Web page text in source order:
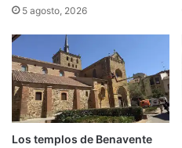
5 agosto, 2026
Los templos de Benavente